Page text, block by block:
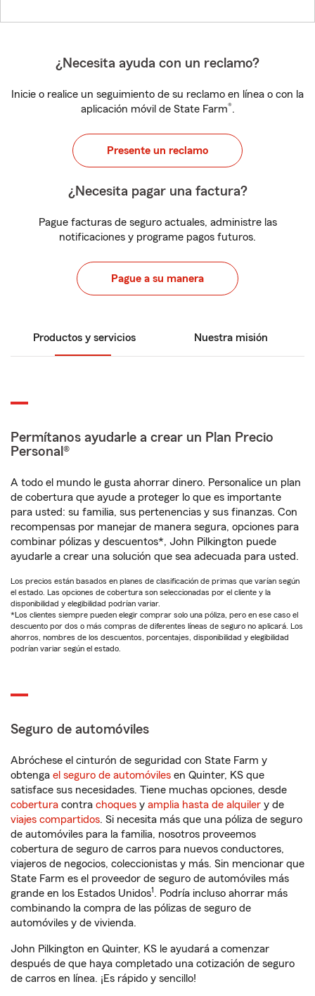
¿Necesita ayuda con un reclamo?
Inicie o realice un seguimiento de su reclamo en línea o con la
aplicación móvil de State Farm®.
Presente un reclamo
¿Necesita pagar una factura?
Pague facturas de seguro actuales, administre las
notificaciones y programe pagos futuros.
Pague a su manera
Productos y servicios Nuestra misión
Permítanos ayudarle a crear un Plan Precio
Personal®
A todo el mundo le gusta ahorrar dinero. Personalice un plan
de cobertura que ayude a proteger lo que es importante
para usted: su familia, sus pertenencias y sus finanzas. Con
recompensas por manejar de manera segura, opciones para
combinar pólizas y descuentos*, John Pilkington puede
ayudarle a crear una solución que sea adecuada para usted.
Los precios están basados en planes de clasificación de primas que varían según
el estado. Las opciones de cobertura son seleccionadas por el cliente y la
disponibilidad y elegibilidad podrían variar.
*Los clientes siempre pueden elegir comprar solo una póliza, pero en ese caso el
descuento por dos o más compras de diferentes líneas de seguro no aplicará. Los
ahorros, nombres de los descuentos, porcentajes, disponibilidad y elegibilidad
podrían variar según el estado.
Seguro de automóviles
Abróchese el cinturón de seguridad con State Farm y
obtenga el seguro de automóviles en Quinter, KS que
satisface sus necesidades. Tiene muchas opciones, desde
cobertura contra choques y amplia hasta de alquiler y de
viajes compartidos. Si necesita más que una póliza de seguro
de automóviles para la familia, nosotros proveemos
cobertura de seguro de carros para nuevos conductores,
viajeros de negocios, coleccionistas y más. Sin mencionar que
State Farm es el proveedor de seguro de automóviles más
grande en los Estados Unidos1. Podría incluso ahorrar más
combinando la compra de las pólizas de seguro de
automóviles y de vivienda.
John Pilkington en Quinter, KS le ayudará a comenzar
después de que haya completado una cotización de seguro
de carros en línea. ¡Es rápido y sencillo!